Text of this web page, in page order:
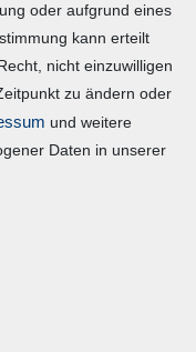
oder aufgrund eines
kann erteilt
nicht einzuwilligen
zu ändern oder
und weitere
Daten in unserer